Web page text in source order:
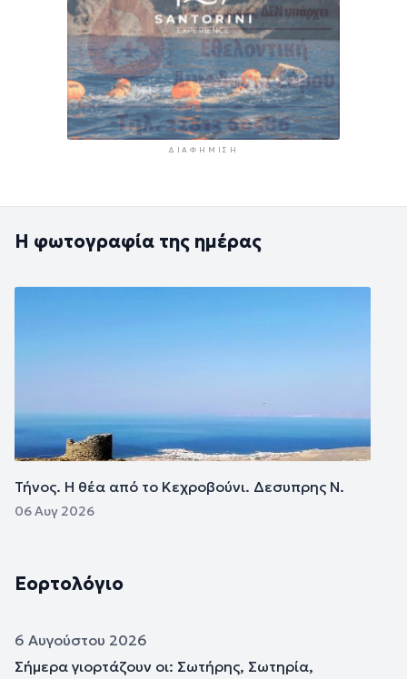
ΔΙΑΦΉΜΙΣΗ
Η φωτογραφία της ημέρας
Τήνος. Η θέα από το Κεχροβούνι. Δεσυπρης Ν.
06 Αυγ 2026
Εορτολόγιο
6 Αυγούστου 2026
Σήμερα γιορτάζουν οι: Σωτήρης, Σωτηρία,